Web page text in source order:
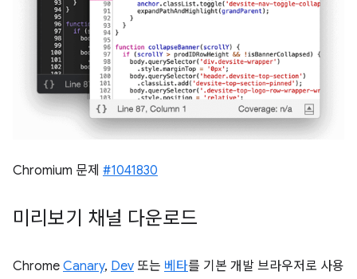
Chromium 문제 #1041830
미리보기 채널 다운로드
Chrome Canary, Dev 또는 베타를 기본 개발 브라우저로 사용